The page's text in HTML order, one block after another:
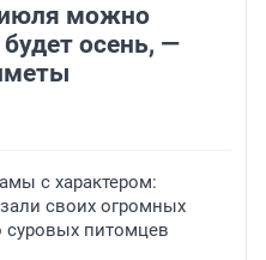
июля можно
осень, —
с характером:
своих огромных
питомцев